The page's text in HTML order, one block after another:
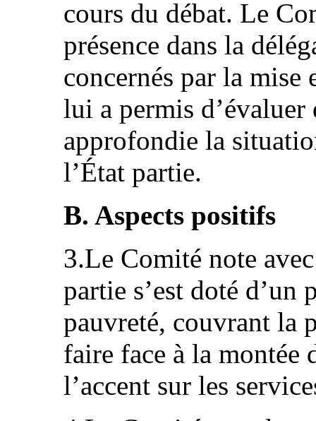
cours du débat. Le
présence dans la
concernés par la
lui a permis d’évaluer
approfondie la
l’État partie.
B. Aspects positifs
3.Le Comité note
partie s’est doté
pauvreté, couvrant la
faire face à la montée
l’accent sur les